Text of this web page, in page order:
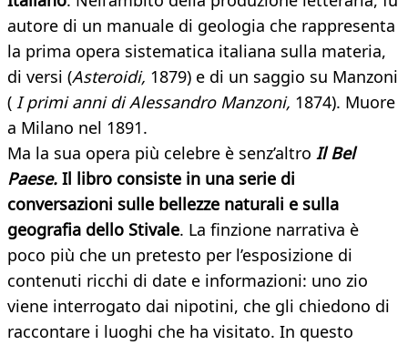
autore di un manuale di geologia che rappresenta
la prima opera sistematica italiana sulla materia,
di versi (Asteroidi, 1879) e di un saggio su Manzoni
( I primi anni di Alessandro Manzoni, 1874). Muore
a Milano nel 1891.
Ma la sua opera più celebre è senz’altro Il Bel
Paese. Il libro consiste in una serie di
conversazioni sulle bellezze naturali e sulla
geografia dello Stivale. La finzione narrativa è
poco più che un pretesto per l’esposizione di
contenuti ricchi di date e informazioni: uno zio
viene interrogato dai nipotini, che gli chiedono di
raccontare i luoghi che ha visitato. In questo